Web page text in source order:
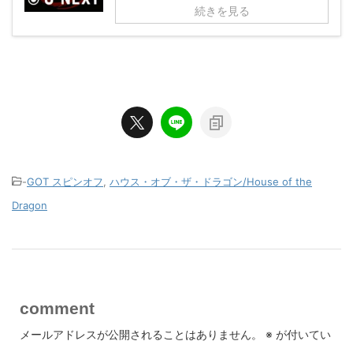
続きを見る
-GOT スピンオフ ハウス・オブ・ザ・ドラゴン/House of the
Dragon
comment
メールアドレスが公開されることはありません。 ※ が付いてい